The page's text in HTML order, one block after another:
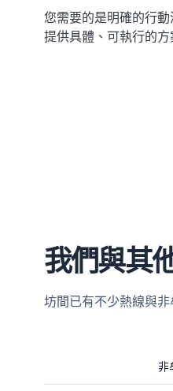
您需要的是明確的行
提供具體、可執行的
我們與其
坊間已有不少熱線與
非